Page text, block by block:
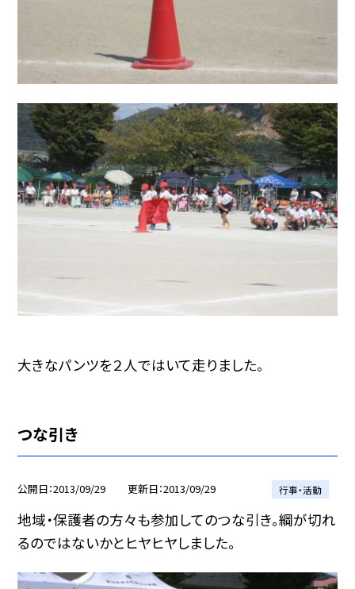
大きなパンツを２人ではいて走りました。
つな引き
公開日 2013/09/29 更新日 2013/09/29 行事・活動
地域・保護者の方々も参加してのつな引き。綱が切れ
るのではないかとヒヤヒヤしました。